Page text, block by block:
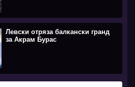
Левски отряза балкански гранд
за Акрам Бурас